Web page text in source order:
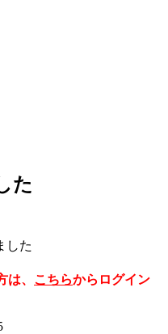
た
した
、 こちらからログイン